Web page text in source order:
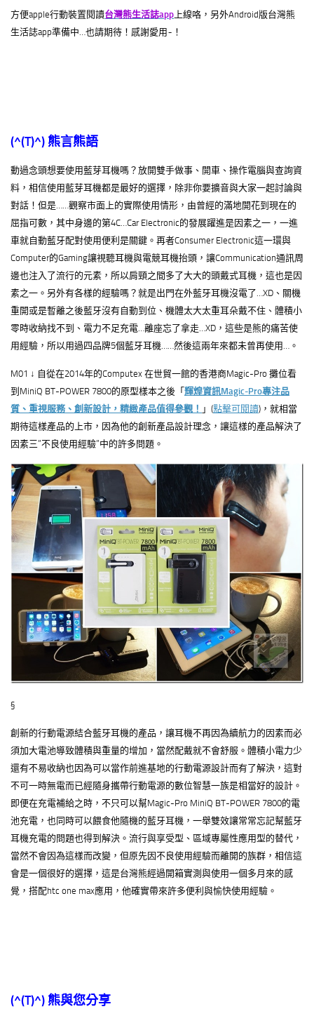
方便apple行動裝置閱讀台灣熊生活誌app 上線咯，另外Android版台灣熊
生活誌app準備中…也請期待！感謝愛用~！
(^(T)^) 熊言熊語
動過念頭想要使用藍芽耳機嗎？放開雙手做事、開車、操作電腦與查詢資
料，相信使用藍芽耳機都是最好的選擇，除非你要擴音與大家一起討論與
對話！但是……觀察市面上的實際使用情形，由曾經的滿地開花到現在的
屈指可數，其中身邊的第4C…Car Electronic的發展躍進是因素之一，一進
車就自動藍牙配對使用便利是關鍵。再者Consumer Electronic這一環與
Computer的Gaming讓視聽耳機與電競耳機抬頭，讓Communication通訊周
邊也注入了流行的元素，所以肩頸之間多了大大的頭戴式耳機，這也是因
素之一。另外有各樣的經驗嗎？就是出門在外藍牙耳機沒電了…XD、關機
重開或是暫離之後藍牙沒有自動到位、機體太大太重耳朵戴不住、體積小
零時收納找不到、電力不足充電…離座忘了拿走…XD，這些是熊的痛苦使
用經驗，所以用過四品牌5個藍牙耳機……然後這兩年來都未曾再使用…。
M01 ↓ 自從在2014年的Computex 在世貿一館的香港商Magic-Pro 攤位看
到MiniQ BT-POWER 7800的原型樣本之後「 輝煌資訊Magic-Pro專注品
質、重視服務、創新設計，精緻產品值得參觀！ 」(點擊可閱讀)，就相當
期待這樣產品的上市，因為他的創新產品設計理念，讓這樣的產品解決了
因素三”不良使用經驗”中的許多問題。
§
創新的行動電源結合藍牙耳機的產品，讓耳機不再因為續航力的因素而必
須加大電池導致體積與重量的增加，當然配戴就不會舒服。體積小電力少
還有不易收納也因為可以當作前進基地的行動電源設計而有了解決，這對
不可一時無電而已經隨身攜帶行動電源的數位智慧一族是相當好的設計。
即便在充電補給之時，不只可以幫Magic-Pro MiniQ BT-POWER 7800的電
池充電，也同時可以餵食他隨機的藍牙耳機，一舉雙效讓常常忘記幫藍牙
耳機充電的問題也得到解決。流行與享受型、區域專屬性應用型的替代，
當然不會因為這樣而改變，但原先因不良使用經驗而離開的族群，相信這
會是一個很好的選擇，這是台灣熊經過開箱實測與使用一個多月來的感
覺，搭配htc one max應用，他確實帶來許多便利與愉快使用經驗。
(^(T)^)熊與您分享